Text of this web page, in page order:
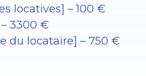
locatives] – 100 €
3300 €
du locataire] – 750 €